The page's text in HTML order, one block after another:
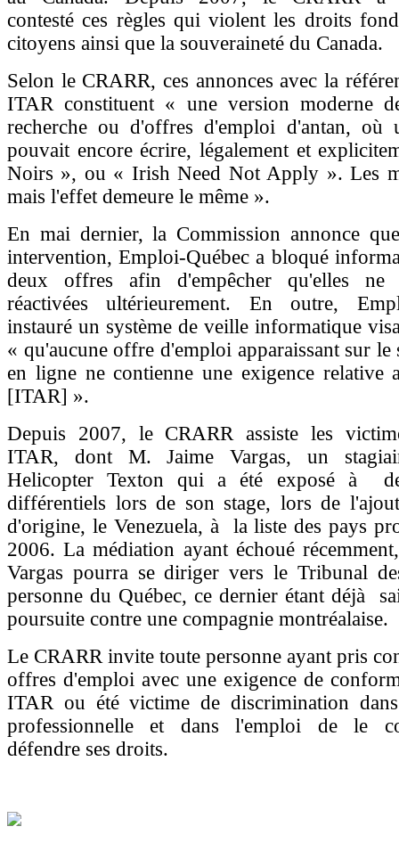
contesté ces règles qui violent les droits
citoyens ainsi que la souveraineté du Canada.
Selon le CRARR, ces annonces avec la
ITAR constituent « une version moderne
recherche ou d'offres d'emploi d'antan, où
pouvait encore écrire, légalement et
Noirs », ou « Irish Need Not Apply ». Les
mais l'effet demeure le même ».
En mai dernier, la Commission annonce
intervention, Emploi-Québec a bloqué
deux offres afin d'empêcher qu'elles ne
réactivées ultérieurement. En outre,
instauré un système de veille informatique
« qu'aucune offre d'emploi apparaissant sur le
en ligne ne contienne une exigence relative
[ITAR] ».
Depuis 2007, le CRARR assiste les
ITAR, dont M. Jaime Vargas, un
Helicopter Texton qui a été exposé à
différentiels lors de son stage, lors de
d'origine, le Venezuela, à la liste des pays
2006. La médiation ayant échoué
Vargas pourra se diriger vers le Tribunal
personne du Québec, ce dernier étant déjà
poursuite contre une compagnie montréalaise.
Le CRARR invite toute personne ayant pris
offres d'emploi avec une exigence de
ITAR ou été victime de discrimination
professionnelle et dans l'emploi de le
défendre ses droits.